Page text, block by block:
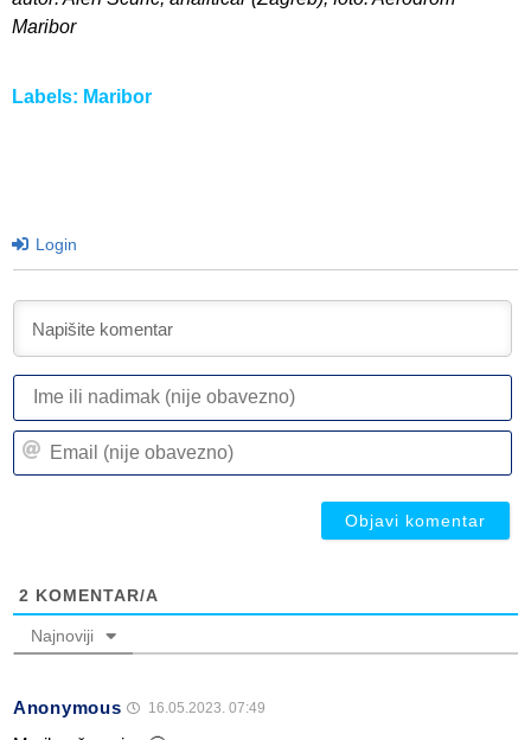
Maribor
Labels: Maribor
Login
2 KOMENTAR/A
Najnoviji
Anonymous 16.05.2023. 07:49